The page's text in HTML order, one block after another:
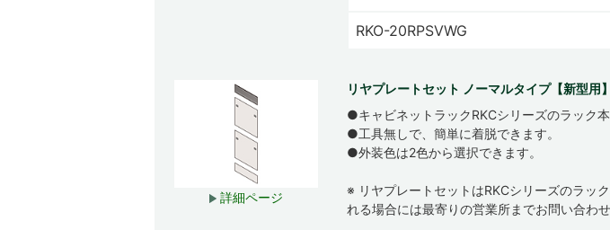
RKO-20RPSVWG
詳細ページ
リヤプレートセット ノーマルタイプ【新型用
●キャビネットラックRKCシリーズのラック本
●工具無しで、簡単に着脱できます。
●外装色は2色から選択できます。
※ リヤプレートセットはRKCシリーズのラッ
れる場合には最寄りの営業所までお問い合わせ